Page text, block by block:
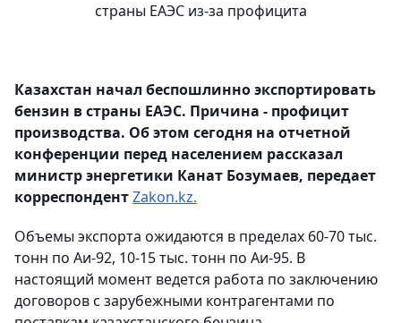
страны ЕАЭС из-за профицита
Казахстан начал беспошлинно экспортировать
бензин в страны ЕАЭС. Причина - профицит
производства. Об этом сегодня на отчетной
конференции перед населением рассказал
министр энергетики Канат Бозумаев, передает
корреспондентZakon.kz.
Объемы экспорта ожидаются в пределах 60-70 тыс.
тонн по Аи-92, 10-15 тыс. тонн по Аи-95. В
настоящий момент ведется работа по заключению
договоров с зарубежными контрагентами по